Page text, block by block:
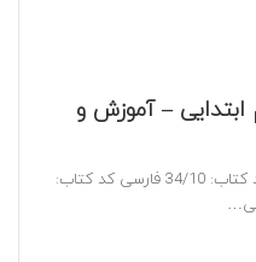
– آموزش و
کار و فناوری کد کتاب: 34/10 فارسی کد کتاب: